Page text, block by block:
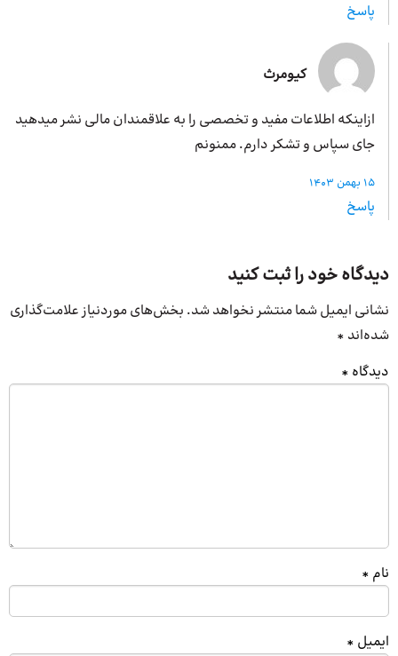
پاسخ
کیومرث
ازاینکه اطلاعات مفید و تخصصی را به علاقمندان مالی نشر میدهید
جای سپاس و تشکر دارم. ممنونم
15 بهمن 1403
پاسخ
دیدگاه خود را ثبت کنید
نشانی ایمیل شما منتشر نخواهد شد. بخش‌های موردنیاز علامت‌گذاری
شده‌اند *
دیدگاه *
نام *
ایمیل *